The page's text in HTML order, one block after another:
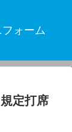
フォーム
定打席